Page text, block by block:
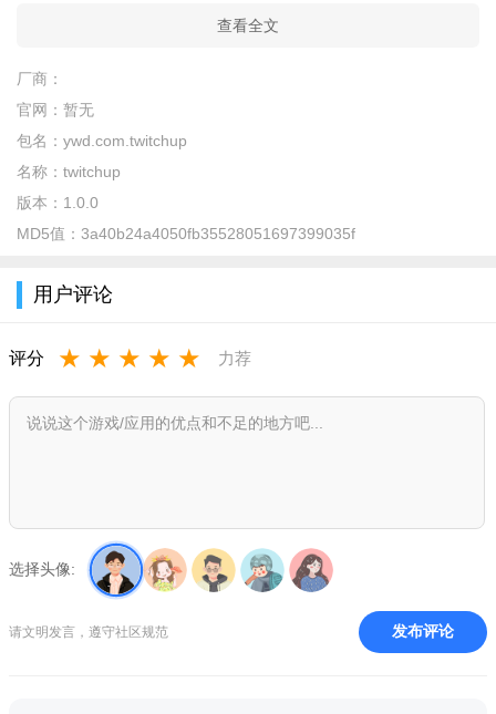
twitchup APP是一款深受用户欢迎的互动交友软件，让每个人
户，每天都可以和你在线互动，你也可以通过平台获得便捷的交
友体验。有很多社交活动等着你加入，平台上也有很多用户分享
生活动态。
软件特色：
2、成千上万的颜值男女任你邂逅，人在花丛过，第一眼的心
3、告别虚假芳心不错付，有趣的灵魂终会相遇。
3.里面的功能非常的丰富，而且所有的功能都可以免费的使
用。
查看全文
厂商：
官网： 暂无
包名： ywd.com.twitchup
名称： twitchup
版本： 1.0.0
MD5值： 3a40b24a4050fb35528051697399035f
用户评论
评分 ★ ★ ★ ★ ★ 力荐
选择头像:
请文明发言，遵守社区规范 发布评论